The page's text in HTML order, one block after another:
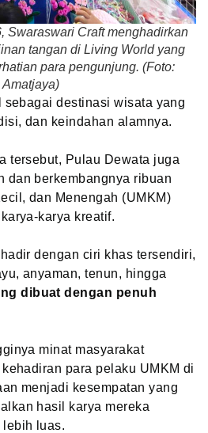
Swaraswari Craft menghadirkan
tangan di Living World yang
para pengunjung. (Foto:
Amatjaya)
destinasi wisata yang
dan keindahan alamnya.
tersebut, Pulau Dewata juga
dan berkembangnya ribuan
dan Menengah (UMKM)
karya kreatif.
dengan ciri khas tersendiri,
anyaman, tenun, hingga
dibuat dengan penuh
minat masyarakat
para pelaku UMKM di
menjadi kesempatan yang
hasil karya mereka
lebih luas.